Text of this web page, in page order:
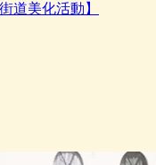
道美化活動】